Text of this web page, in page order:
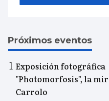
Próximos eventos
Exposición fotográfica
"Photomorfosis", la
Carrolo